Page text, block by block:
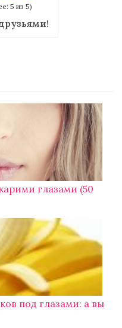
5 из 5)
глазами (50
под глазами: а вы